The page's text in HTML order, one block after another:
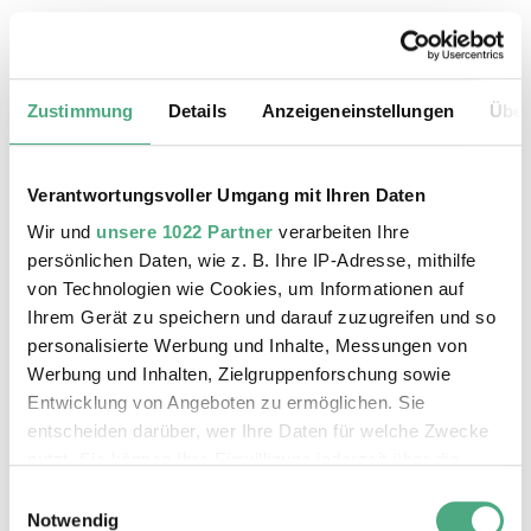
Zustimmung Details Anzeigeneinstellungen
Verantwortungsvoller Umgang mit Ihren Daten
Wir und unsere 1022 Partner verarbeiten Ihre
persönlichen Daten, wie z. B. Ihre IP-Adresse, mithilfe
von Technologien wie Cookies, um Informationen auf
Ihrem Gerät zu speichern und darauf zuzugreifen und so
personalisierte Werbung und Inhalte, Messungen von
Werbung und Inhalten, Zielgruppenforschung sowie
Entwicklung von Angeboten zu ermöglichen. Sie
entscheiden darüber, wer Ihre Daten für welche Zwecke
Trigger Symbol ändern oder widerrufen
Notwendig
ÖFFENTLICHE FÜHRUNG
Der Erzschrägaufzug der Völklinger Hütte mit
Copyright: Weltkulturerbe Völklinger Hütte | Karl
©
Das Weltkulturerbe Völklinger Hütte